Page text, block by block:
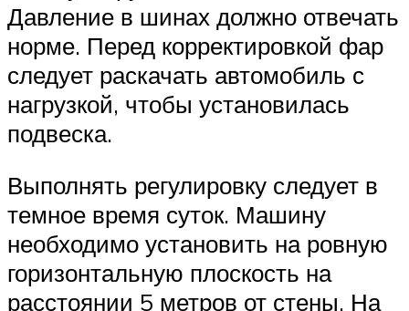
Давление в шинах должно отвечать
норме. Перед корректировкой фар
следует раскачать автомобиль с
нагрузкой, чтобы установилась
подвеска.
Выполнять регулировку следует в
темное время суток. Машину
необходимо установить на ровную
горизонтальную плоскость на
расстоянии 5 метров от стены. На